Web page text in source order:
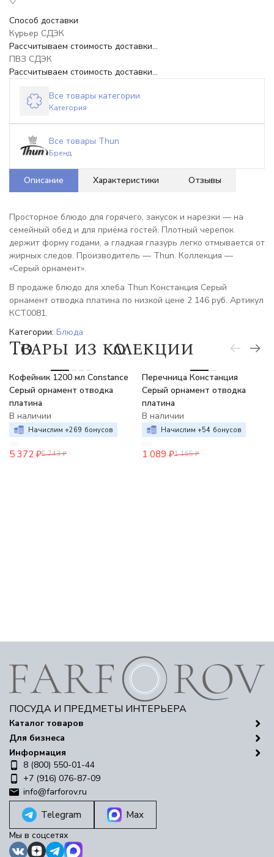
Способ доставки
Курьер СДЭК
Рассчитываем стоимость доставки...
ПВЗ СДЭК
Рассчитываем стоимость доставки...
Все товары категории
Категория
Все товары Thun
Бренд
Описание Характеристики Отзывы
Просторное блюдо для горячего, закусок и нарезки — на
семейный обед и для приёма гостей. Плотный черепок
держит форму годами, а гладкая глазурь легко отмывается от
жирных следов. Производитель — Thun. Коллекция —
«Серый орнамент».
В продаже блюдо для хлеба Thun Констанция Серый
орнамент отводка платина по низкой цене 2 146 руб. Артикул
КСТ0081.
Категории: Блюда
Товары из коллекции
Кофейник 1200 мл Constance
Серый орнамент отводка
платина
В наличии
Начислим +269 бонусов
5 372 ₽5 743 ₽
Перечница Констанция
Серый орнамент отводка
платина
В наличии
Начислим +54 бонусов
1 089 ₽1 165 ₽
ПОСУДА И ПРЕДМЕТЫ ИНТЕРЬЕРА
Каталог товаров
Для бизнеса
Информация
8 (800) 550-01-44
+7 (916) 076-87-09
info@farforov.ru
Telegram Max
Мы в соцсетях